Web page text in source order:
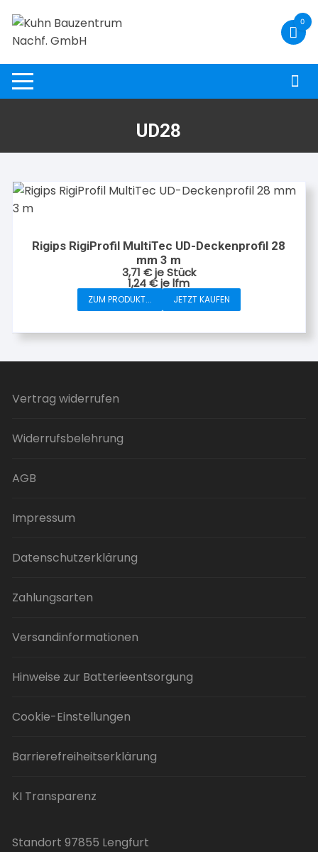
Inhalt
springen
0
UD28
Rigips RigiProfil MultiTec UD-Deckenprofil 28
mm 3 m
3,71 €je Stück
1,24€jelfm
ZUM PRODUKT... JETZT KAUFEN
Vertrag widerrufen
Widerrufsbelehrung
AGB
Impressum
Datenschutzerklärung
Zahlungsarten
Versandinformationen
Hinweise zur Batterieentsorgung
Cookie-Einstellungen
Barrierefreiheitserklärung
KI Transparenz
Standort 97855 Lengfurt